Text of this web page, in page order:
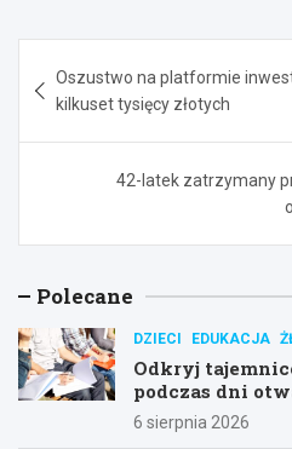
wpisu
Oszustwo na platformie
kilkuset tysięcy złotych
42-latek zatrzymany
Polecane
DZIECI EDUKACJA
Odkryj
podczas dni
6 sierpnia 2026